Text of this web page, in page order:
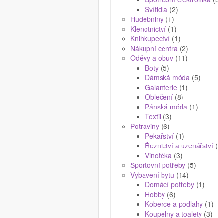
Svítidla (2)
Hudebniny (1)
Klenotnictví (1)
Knihkupectví (1)
Nákupní centra (2)
Oděvy a obuv (11)
Boty (5)
Dámská móda (5)
Galanterie (1)
Oblečení (8)
Pánská móda (1)
Textil (3)
Potraviny (6)
Pekařství (1)
Řeznictví a uzenářství
Vinotéka (3)
Sportovní potřeby (5)
Vybavení bytu (14)
Domácí potřeby (1)
Hobby (6)
Koberce a podlahy (1)
Koupelny a toalety (3)